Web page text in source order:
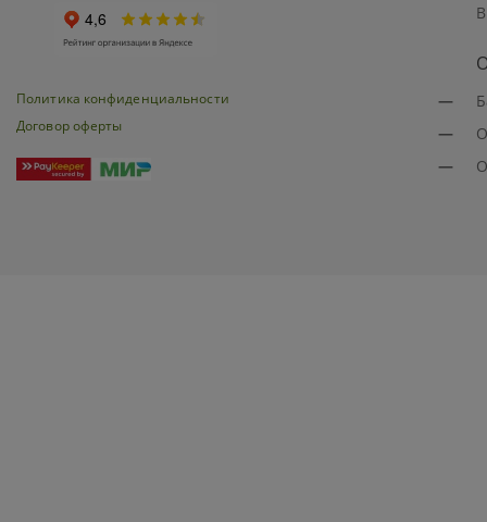
Политика конфиденциальности
Договор оферты
—
—
—